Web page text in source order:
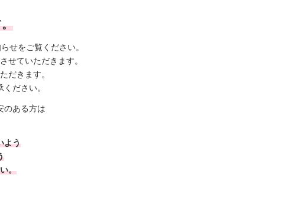
せをご覧ください。
せていただきます。
だきます。
ださい。
のある方は
よう
。